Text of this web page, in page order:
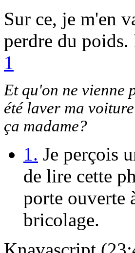
Sur ce, je m'en
perdre du poids.
1
Et qu'on ne vienne
été laver ma
ça madame?
1. Je perçois
de lire cette
porte ouverte
bricolage.